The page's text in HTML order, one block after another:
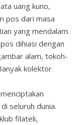
uang kuno,
pos dari masa
yang mendalam.
dihiasi dengan
alam, tokoh-
kolektor
seluruh dunia.
filateli,